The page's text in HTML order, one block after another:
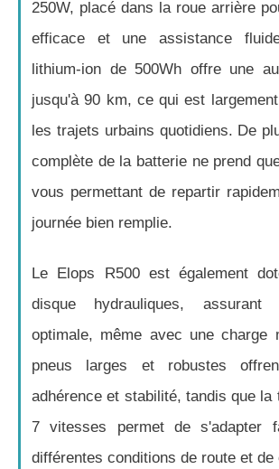
250W, placé dans la roue arrière
efficace et une assistance
lithium-ion de 500Wh offre une
jusqu'à 90 km, ce qui est
les trajets urbains quotidiens. De
complète de la batterie ne prend
vous permettant de repartir
journée bien remplie.
Le Elops R500 est également
disque hydrauliques, assurant
optimale, même avec une charge
pneus larges et robustes
adhérence et stabilité, tandis que la
7 vitesses permet de s'adapter
différentes conditions de route et de